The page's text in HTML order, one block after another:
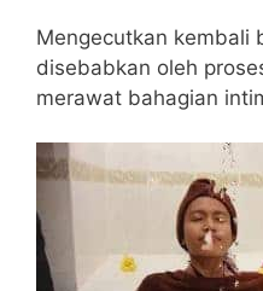
Mengecutkan kembali
disebabkan oleh
merawat bahagian